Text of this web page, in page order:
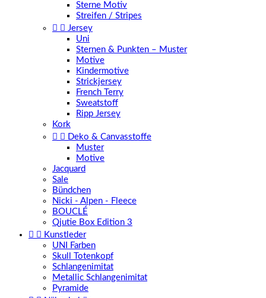
Sterne Motiv
Streifen / Stripes
  Jersey
Uni
Sternen & Punkten – Muster
Motive
Kindermotive
Strickjersey
French Terry
Sweatstoff
Ripp Jersey
Kork
  Deko & Canvasstoffe
Muster
Motive
Jacquard
Sale
Bündchen
Nicki - Alpen - Fleece
BOUCLÉ
Qjutie Box Edition 3
  Kunstleder
UNI Farben
Skull Totenkopf
Schlangenimitat
Metallic Schlangenimitat
Pyramide